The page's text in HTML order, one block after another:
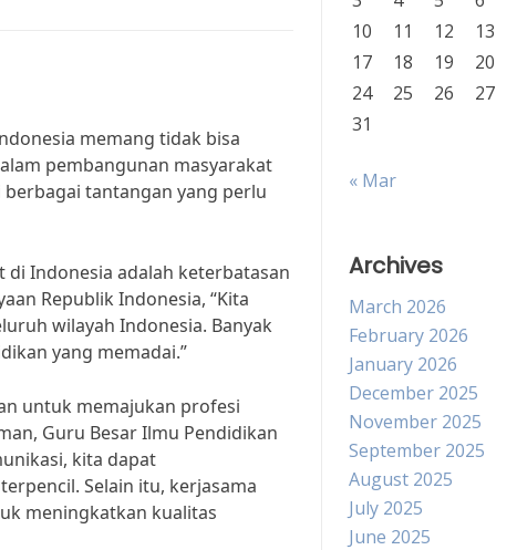
memang tidak bisa
pembangunan masyarakat
tantangan yang perlu
Indonesia adalah keterbatasan
Republik Indonesia, “Kita
wilayah Indonesia. Banyak
yang memadai.”
untuk memajukan profesi
Guru Besar Ilmu Pendidikan
kita dapat
Selain itu, kerjasama
meningkatkan kualitas
10
11 12 13
17
18 19 20
24
25 26 27
31
« Mar
Archives
March 2026
February 2026
January 2026
December 2025
November 2025
September 2025
August 2025
July 2025
June 2025